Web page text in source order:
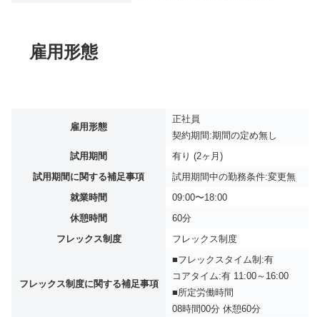
雇用形態
雇用形態
正社員
契約期間:期間の定め無し
試用期間
有り (2ヶ月)
試用期間に関する補足事項
試用期間中の勤務条件:変更無
就業時間
09:00〜18:00
休憩時間
60分
フレックス制度
フレックス制度
フレックス制度に関する補足事項
■フレックスタイム制:有
コアタイム:有 11:00～16:00
■所定労働時間
08時間00分 休憩60分